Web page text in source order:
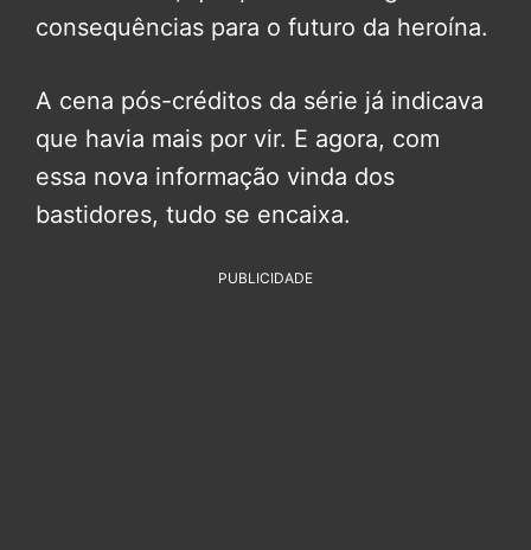
consequências para o futuro da heroína.
A cena pós-créditos da série já indicava
que havia mais por vir. E agora, com
essa nova informação vinda dos
bastidores, tudo se encaixa.
PUBLICIDADE